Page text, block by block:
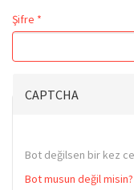
Şifre *
CAPTCHA
Bot değilsen bir kez
Bot musun değil misin?